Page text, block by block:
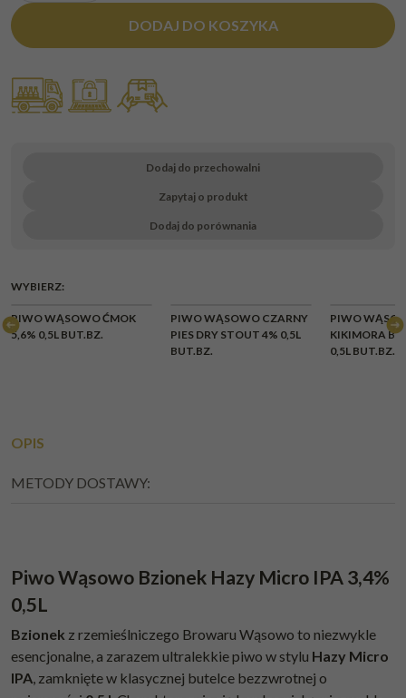
DODAJ DO KOSZYKA
Dodaj do przechowalni
Zapytaj o produkt
Dodaj do porównania
WYBIERZ:
PIWO WĄSOWO ĆMOK
5,6% 0,5L BUT.BZ.
PIWO WĄSOWO CZARNY
PIES DRY STOUT 4% 0,5L
BUT.BZ.
PIWO
KIKIMORA
0,5L BUT.BZ.
OPIS
METODY DOSTAWY:
Piwo Wąsowo Bzionek Hazy Micro IPA 3,4%
0,5L
Bzionek z rzemieślniczego Browaru Wąsowo to niezwykle
esencjonalne, a zarazem ultralekkie piwo w stylu Hazy Micro
IPA, zamknięte w klasycznej butelce bezzwrotnej o